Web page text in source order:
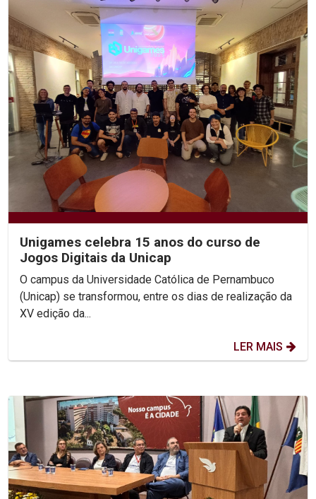
Unigames celebra 15 anos do curso de
Jogos Digitais da Unicap
O campus da Universidade Católica de Pernambuco
(Unicap) se transformou, entre os dias de realização da
XV edição da...
LER MAIS